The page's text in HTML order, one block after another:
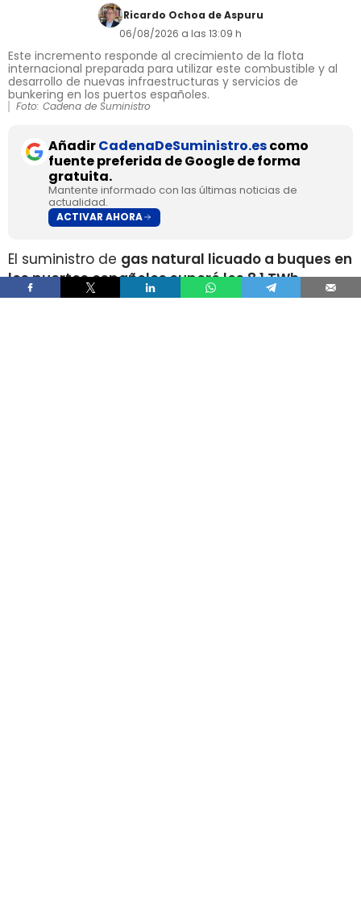
Ricardo Ochoa de Aspuru
06/08/2026 a las 13:09 h
Este incremento responde al crecimiento de la flota
internacional preparada para utilizar este combustible y al
desarrollo de nuevas infraestructuras y servicios de
bunkering en los puertos españoles.
Foto: Cadena de Suministro
AñadirCadenaDeSuministro.escomo
fuente preferida de Google de forma
gratuita.
Mantente informado con las últimas noticias de
actualidad.
ACTIVAR AHORA
El suministro de gas natural licuado a buques en
los puertos españoles superó los 8,1 TWh
durante 2025, un volumen que multiplica por